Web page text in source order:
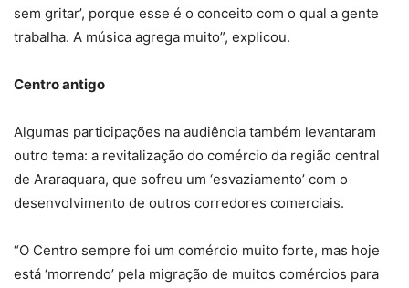
sem gritar’, porque esse é o conceito com o qual a gente
trabalha. A música agrega muito”, explicou.
Centro antigo
Algumas participações na audiência também levantaram
outro tema: a revitalização do comércio da região central
de Araraquara, que sofreu um ‘esvaziamento’ com o
desenvolvimento de outros corredores comerciais.
“O Centro sempre foi um comércio muito forte, mas hoje
está ‘morrendo’ pela migração de muitos comércios para